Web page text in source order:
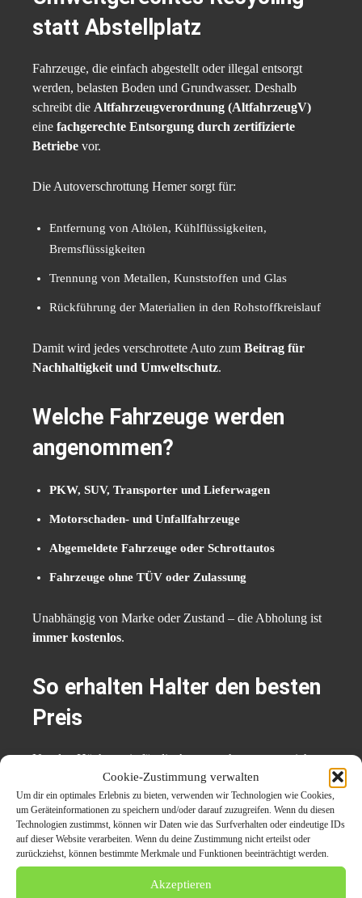
Cookie-Zustimmung verwalten
Um dir ein optimales Erlebnis zu bieten, verwenden wir Technologien wie Cookies,
um Geräteinformationen zu speichern und/oder darauf zuzugreifen. Wenn du diesen
Technologien zustimmst, können wir Daten wie das Surfverhalten oder eindeutige IDs
auf dieser Website verarbeiten. Wenn du deine Zustimmung nicht erteilst oder
zurückziehst, können bestimmte Merkmale und Funktionen beeinträchtigt werden.
Akzeptieren
statt Abstellplatz
Fahrzeuge, die einfach abgestellt oder illegal entsorgt
werden, belasten Boden und Grundwasser. Deshalb
schreibt die Altfahrzeugverordnung (AltfahrzeugV)
eine fachgerechte Entsorgung durch zertifizierte
Betriebe vor.
Die Autoverschrottung Hemer sorgt für:
Entfernung von Altölen, Kühlflüssigkeiten,
Bremsflüssigkeiten
Trennung von Metallen, Kunststoffen und Glas
Rückführung der Materialien in den Rohstoffkreislauf
Damit wird jedes verschrottete Auto zum Beitrag für
Nachhaltigkeit und Umweltschutz.
Welche Fahrzeuge werden
angenommen?
PKW, SUV, Transporter und Lieferwagen
Motorschaden- und Unfallfahrzeuge
Abgemeldete Fahrzeuge oder Schrottautos
Fahrzeuge ohne TÜV oder Zulassung
Unabhängig von Marke oder Zustand – die Abholung ist
immer kostenlos.
So erhalten Halter den besten
Preis
Um den Höchstpreis für die Autoverschrottung zu sichern,
sollten folgende Punkte beachtet werden:
Fahrzeug möglichst vollständig abgeben (inkl. Felgen
& Motor)
Fahrzeugpapiere (Zulassung, Fahrzeugschein,
Fahrzeugbrief) bereithalten